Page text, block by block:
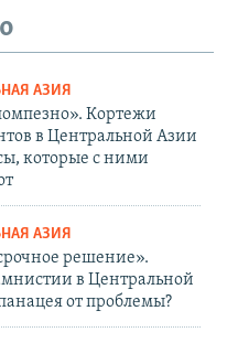
АЗИЯ
Кортежи
в Центральной Азии
которые с ними
АЗИЯ
решение».
в Центральной
от проблемы?